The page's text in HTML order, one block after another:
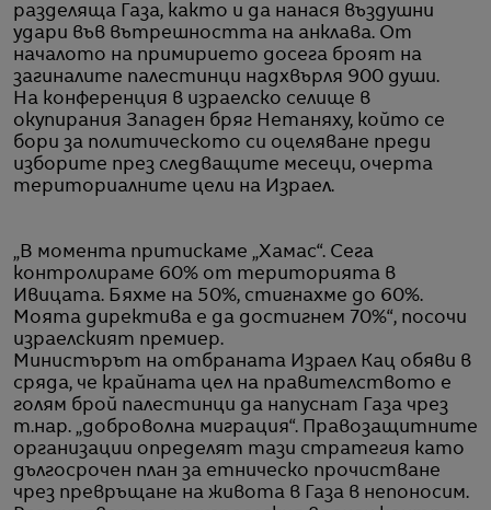
разделяща Газа, както и да нанася въздушни
удари във вътрешността на анклава. От
началото на примирието досега броят на
загиналите палестинци надхвърля 900 души.
На конференция в израелско селище в
окупирания Западен бряг Нетаняху, който се
бори за политическото си оцеляване преди
изборите през следващите месеци, очерта
териториалните цели на Израел.
„В момента притискаме „Хамас“. Сега
контролираме 60% от територията в
Ивицата. Бяхме на 50%, стигнахме до 60%.
Моята директива е да достигнем 70%“, посочи
израелският премиер.
Министърът на отбраната Израел Кац обяви в
сряда, че крайната цел на правителството е
голям брой палестинци да напуснат Газа чрез
т.нар. „доброволна миграция“. Правозащитните
организации определят тази стратегия като
дългосрочен план за етническо прочистване
чрез превръщане на живота в Газа в непоносим.